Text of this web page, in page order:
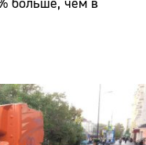
больше, чем в